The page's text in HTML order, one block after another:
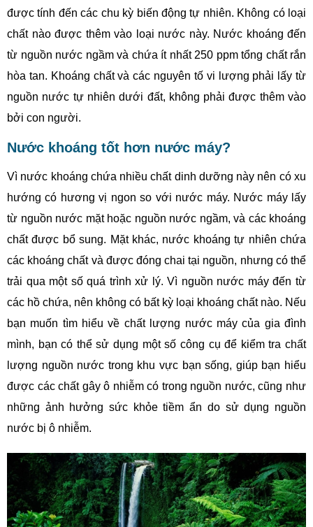
được tính đến các chu kỳ biến động tự nhiên. Không có loại
chất nào được thêm vào loại nước này. Nước khoáng đến
từ nguồn nước ngầm và chứa ít nhất 250 ppm tổng chất rắn
hòa tan. Khoáng chất và các nguyên tố vi lượng phải lấy từ
nguồn nước tự nhiên dưới đất, không phải được thêm vào
bởi con người.
Nước khoáng tốt hơn nước máy?
Vì nước khoáng chứa nhiều chất dinh dưỡng này nên có xu
hướng có hương vị ngon so với nước máy. Nước máy lấy
từ nguồn nước mặt hoặc nguồn nước ngầm, và các khoáng
chất được bổ sung. Mặt khác, nước khoáng tự nhiên chứa
các khoáng chất và được đóng chai tại nguồn, nhưng có thể
trải qua một số quá trình xử lý. Vì nguồn nước máy đến từ
các hồ chứa, nên không có bất kỳ loại khoáng chất nào. Nếu
bạn muốn tìm hiểu về chất lượng nước máy của gia đình
mình, bạn có thể sử dụng một số công cụ để kiểm tra chất
lượng nguồn nước trong khu vực bạn sống, giúp bạn hiểu
được các chất gây ô nhiễm có trong nguồn nước, cũng như
những ảnh hưởng sức khỏe tiềm ẩn do sử dụng nguồn
nước bị ô nhiễm.